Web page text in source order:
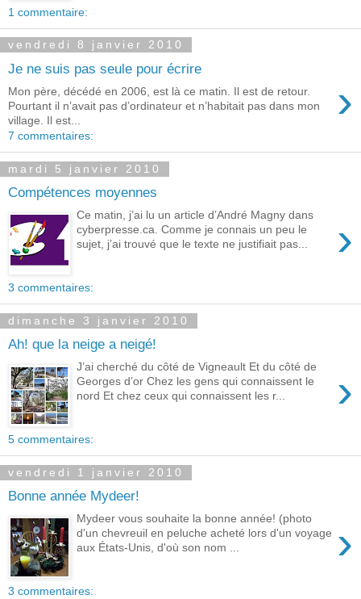
1 commentaire:
vendredi 8 janvier 2010
Je ne suis pas seule pour écrire
›
Mon père, décédé en 2006, est là ce matin. Il est de retour.
Pourtant il n’avait pas d’ordinateur et n’habitait pas dans mon
village. Il est...
7 commentaires:
mardi 5 janvier 2010
Compétences moyennes
›
Ce matin, j’ai lu un article d’André Magny dans
cyberpresse.ca. Comme je connais un peu le
sujet, j’ai trouvé que le texte ne justifiait pas...
3 commentaires:
dimanche 3 janvier 2010
Ah! que la neige a neigé!
›
J’ai cherché du côté de Vigneault Et du côté de
Georges d’or Chez les gens qui connaissent le
nord Et chez ceux qui connaissent les r...
5 commentaires:
vendredi 1 janvier 2010
Bonne année Mydeer!
›
Mydeer vous souhaite la bonne année! (photo
d'un chevreuil en peluche acheté lors d'un voyage
aux États-Unis, d'où son nom ...
3 commentaires: